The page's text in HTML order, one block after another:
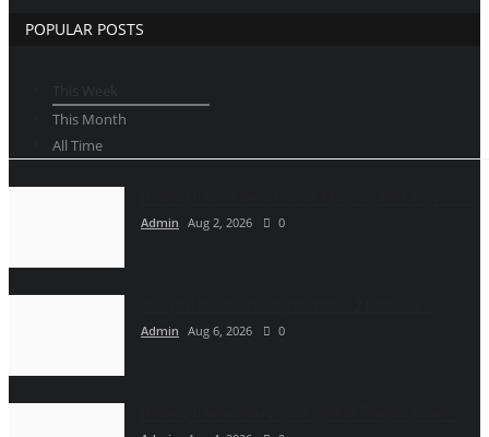
POPULAR POSTS
This Month
All Time
Admin Aug 2, 2026 0
Admin Aug 6, 2026 0